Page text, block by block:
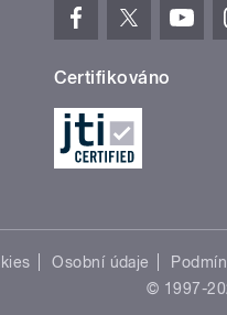
Certifikováno
Osobní údaje
© 1997-